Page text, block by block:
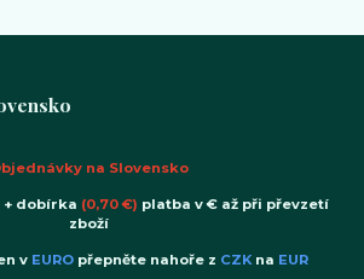
na Slovensko
+ dobírka (0,70 €) platba v € až při převzetí
zboží
v EURO přepněte nahoře z CZKna EUR